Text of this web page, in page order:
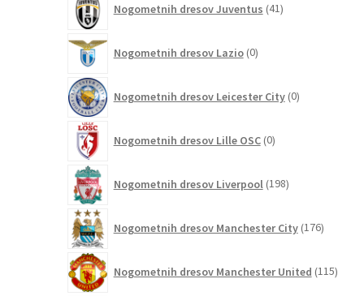
Nogometnih dresov Juventus 41izdelkov
Nogometnih dresov Lazio 0izdelkov
Nogometnih dresov Leicester City 0izdelkov
Nogometnih dresov Lille OSC 0izdelkov
Nogometnih dresov Liverpool 198izdelkov
Nogometnih dresov Manchester City 176izdelkov
Nogometnih dresov Manchester United 115